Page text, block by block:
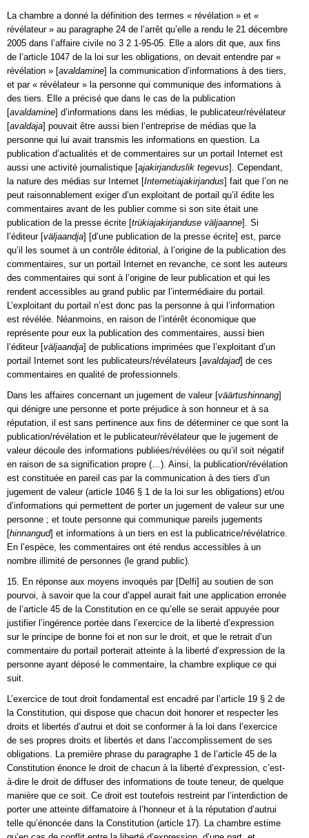
La chambre a donné la définition des termes « révélation » et «
révélateur » au paragraphe 24 de l’arrêt qu’elle a rendu le 21 décembre
2005 dans l’affaire civile no 3 2 1-95-05. Elle a alors dit que, aux fins
de l’article 1047 de la loi sur les obligations, on devait entendre par «
révélation » [avaldamine] la communication d’informations à des tiers,
et par « révélateur » la personne qui communique des informations à
des tiers. Elle a précisé que dans le cas de la publication
[avaldamine] d’informations dans les médias, le publicateur/révélateur
[avaldaja] pouvait être aussi bien l’entreprise de médias que la
personne qui lui avait transmis les informations en question. La
publication d’actualités et de commentaires sur un portail Internet est
aussi une activité journalistique [ajakirjanduslik tegevus]. Cependant,
la nature des médias sur Internet [Internetiajakirjandus] fait que l’on ne
peut raisonnablement exiger d’un exploitant de portail qu’il édite les
commentaires avant de les publier comme si son site était une
publication de la presse écrite [trükiajakirjanduse väljaanne]. Si
l’éditeur [väljaandja] [d’une publication de la presse écrite] est, parce
qu’il les soumet à un contrôle éditorial, à l’origine de la publication des
commentaires, sur un portail Internet en revanche, ce sont les auteurs
des commentaires qui sont à l’origine de leur publication et qui les
rendent accessibles au grand public par l’intermédiaire du portail.
L’exploitant du portail n’est donc pas la personne à qui l’information
est révélée. Néanmoins, en raison de l’intérêt économique que
représente pour eux la publication des commentaires, aussi bien
l’éditeur [väljaandja] de publications imprimées que l’exploitant d’un
portail Internet sont les publicateurs/révélateurs [avaldajad] de ces
commentaires en qualité de professionnels.
Dans les affaires concernant un jugement de valeur [väärtushinnang]
qui dénigre une personne et porte préjudice à son honneur et à sa
réputation, il est sans pertinence aux fins de déterminer ce que sont la
publication/révélation et le publicateur/révélateur que le jugement de
valeur découle des informations publiées/révélées ou qu’il soit négatif
en raison de sa signification propre (…). Ainsi, la publication/révélation
est constituée en pareil cas par la communication à des tiers d’un
jugement de valeur (article 1046 § 1 de la loi sur les obligations) et/ou
d’informations qui permettent de porter un jugement de valeur sur une
personne ; et toute personne qui communique pareils jugements
[hinnangud] et informations à un tiers en est la publicatrice/révélatrice.
En l’espèce, les commentaires ont été rendus accessibles à un
nombre illimité de personnes (le grand public).
15. En réponse aux moyens invoqués par [Delfi] au soutien de son
pourvoi, à savoir que la cour d’appel aurait fait une application erronée
de l’article 45 de la Constitution en ce qu’elle se serait appuyée pour
justifier l’ingérence portée dans l’exercice de la liberté d’expression
sur le principe de bonne foi et non sur le droit, et que le retrait d’un
commentaire du portail porterait atteinte à la liberté d’expression de la
personne ayant déposé le commentaire, la chambre explique ce qui
suit.
L’exercice de tout droit fondamental est encadré par l’article 19 § 2 de
la Constitution, qui dispose que chacun doit honorer et respecter les
droits et libertés d’autrui et doit se conformer à la loi dans l’exercice
de ses propres droits et libertés et dans l’accomplissement de ses
obligations. La première phrase du paragraphe 1 de l’article 45 de la
Constitution énonce le droit de chacun à la liberté d’expression, c’est-
à-dire le droit de diffuser des informations de toute teneur, de quelque
manière que ce soit. Ce droit est toutefois restreint par l’interdiction de
porter une atteinte diffamatoire à l’honneur et à la réputation d’autrui
telle qu’énoncée dans la Constitution (article 17). La chambre estime